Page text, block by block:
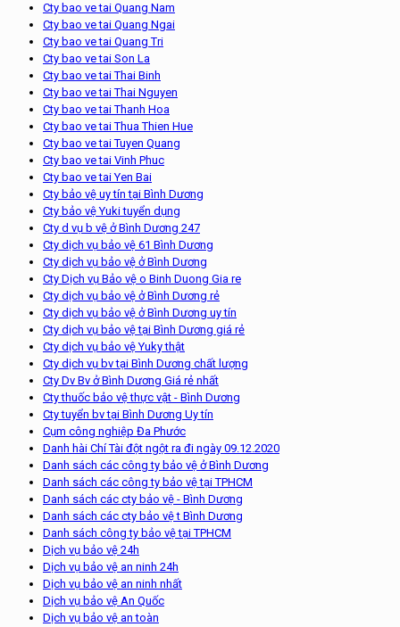
Cty bao ve tai Quang Nam
Cty bao ve tai Quang Ngai
Cty bao ve tai Quang Tri
Cty bao ve tai Son La
Cty bao ve tai Thai Binh
Cty bao ve tai Thai Nguyen
Cty bao ve tai Thanh Hoa
Cty bao ve tai Thua Thien Hue
Cty bao ve tai Tuyen Quang
Cty bao ve tai Vinh Phuc
Cty bao ve tai Yen Bai
Cty bảo vệ uy tín tại Bình Dương
Cty bảo vệ Yuki tuyển dụng
Cty d vụ b vệ ở Bình Dương 247
Cty dịch vụ bảo vệ 61 Bình Dương
Cty dịch vụ bảo vệ ở Bình Dương
Cty Dịch vụ Bảo vệ o Binh Duong Gia re
Cty dịch vụ bảo vệ ở Bình Dương rẻ
Cty dịch vụ bảo vệ ở Bình Dương uy tín
Cty dịch vụ bảo vệ tại Bình Dương giá rẻ
Cty dịch vụ bảo vệ Yuky thật
Cty dịch vụ bv tại Bình Dương chất lượng
Cty Dv Bv ở Bình Dương Giá rẻ nhất
Cty thuốc bảo vệ thực vật - Bình Dương
Cty tuyển bv tại Bình Dương Uy tín
Cụm công nghiệp Đa Phước
Danh hài Chí Tài đột ngột ra đi ngày 09.12.2020
Danh sách các công ty bảo vệ ở Bình Dương
Danh sách các công ty bảo vệ tại TPHCM
Danh sách các cty bảo vệ - Bình Dương
Danh sách các cty bảo vệ t Bình Dương
Danh sách công ty bảo vệ tại TPHCM
Dịch vụ bảo vệ 24h
Dịch vụ bảo vệ an ninh 24h
Dịch vụ bảo vệ an ninh nhất
Dịch vụ bảo vệ An Quốc
Dịch vụ bảo vệ an toàn